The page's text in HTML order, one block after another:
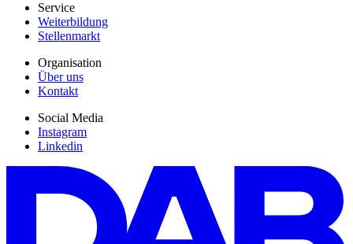
Service
Weiterbildung
Stellenmarkt
Organisation
Über uns
Kontakt
Social Media
Instagram
Linkedin